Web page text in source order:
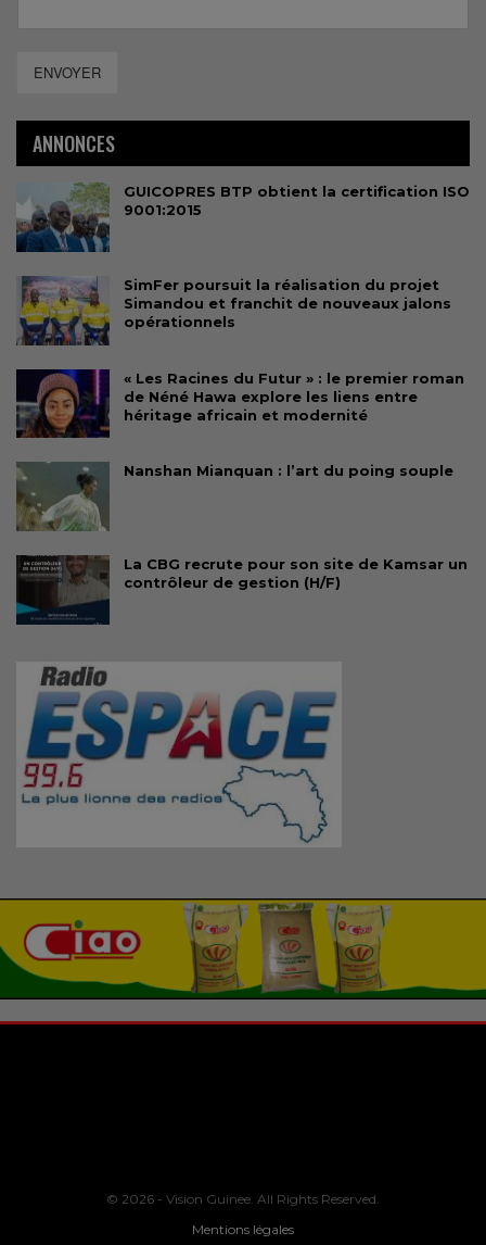
ENVOYER
ANNONCES
GUICOPRES BTP obtient la certification ISO
9001:2015
SimFer poursuit la réalisation du projet
Simandou et franchit de nouveaux jalons
opérationnels
« Les Racines du Futur » : le premier roman
de Néné Hawa explore les liens entre
héritage africain et modernité
Nanshan Mianquan : l’art du poing souple
La CBG recrute pour son site de Kamsar un
contrôleur de gestion (H/F)
© 2026 - Vision Guinee. All Rights Reserved.
Mentions légales